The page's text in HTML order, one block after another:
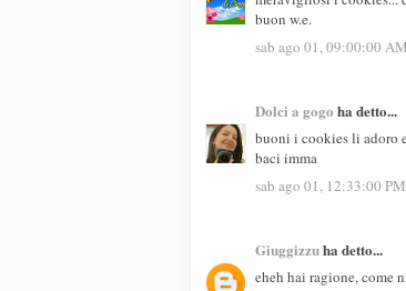
buon w.e.
sab ago 01, 09:00:00
Dolci a gogo ha detto...
buoni i cookies li adoro
baci imma
sab ago 01, 12:33:00
Giuggizzuha detto...
eheh hai ragione, come